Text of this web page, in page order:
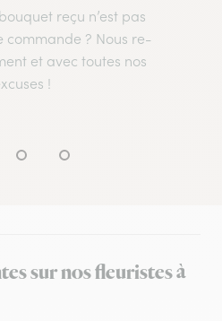
reçu n’est pas
commande ? Nous re-
et avec toutes nos
!
sur nos fleuristes à